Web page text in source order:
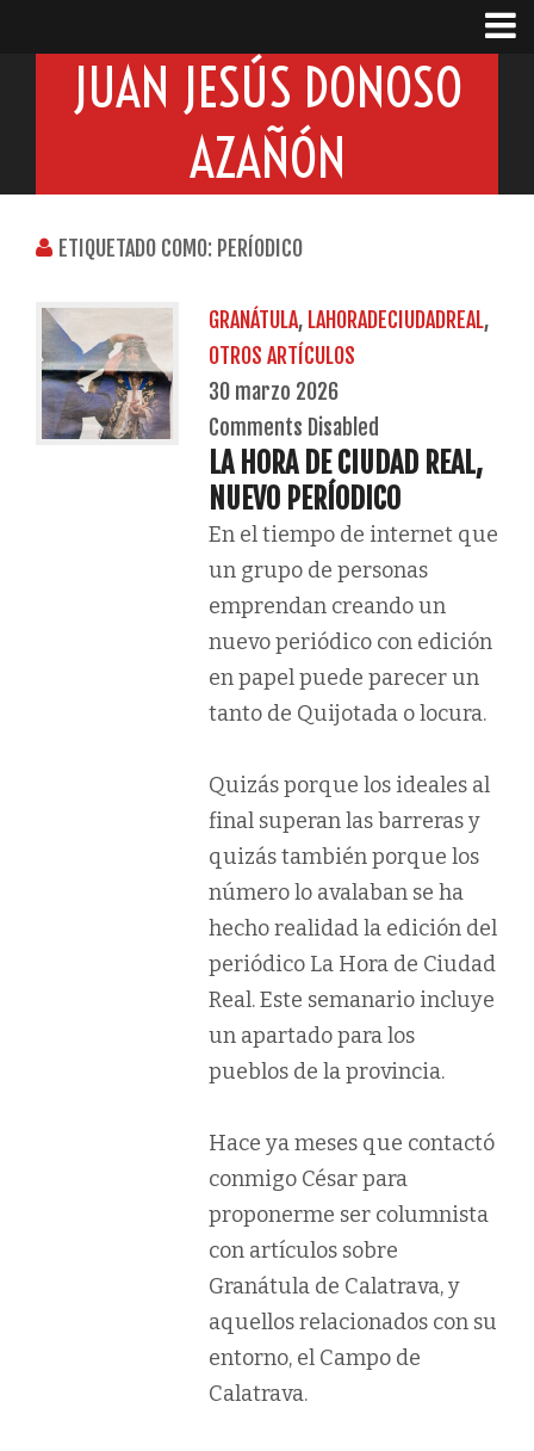
JUAN JESÚS DONOSO
AZAÑÓN
ETIQUETADO COMO: PERÍODICO
GRANÁTULA, LAHORADECIUDADREAL,
OTROS ARTÍCULOS
30 marzo 2026
Comments Disabled
LA HORA DE CIUDAD REAL,
NUEVO PERÍODICO
En el tiempo de internet que
un grupo de personas
emprendan creando un
nuevo periódico con edición
en papel puede parecer un
tanto de Quijotada o locura.
Quizás porque los ideales al
final superan las barreras y
quizás también porque los
número lo avalaban se ha
hecho realidad la edición del
periódico La Hora de Ciudad
Real. Este semanario incluye
un apartado para los
pueblos de la provincia.
Hace ya meses que contactó
conmigo César para
proponerme ser columnista
con artículos sobre
Granátula de Calatrava, y
aquellos relacionados con su
entorno, el Campo de
Calatrava.